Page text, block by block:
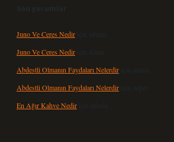
Son yorumlar
Juno Ve Ceres Nedir için
admin
Juno Ve Ceres Nedir için Altan
Abdestli Olmanın Faydaları Nelerdir için
admin
Abdestli Olmanın Faydaları Nelerdir için Alper
En Ağır Kahve Nedir için admin